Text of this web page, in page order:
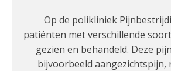
Op de polikliniek
patiënten met verschillende
gezien en behandeld. Deze
bijvoorbeeld aangezichtspijn,